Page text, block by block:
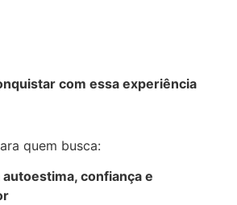
com essa experiência
quem busca:
autoestima, confiança e